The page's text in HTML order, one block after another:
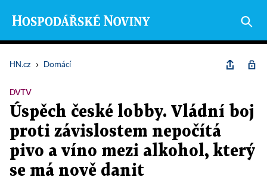
HN.cz › Domácí
DVTV
Úspěch české lobby. Vládní boj
proti závislostem nepočítá
pivo a víno mezi alkohol, který
se má nově danit